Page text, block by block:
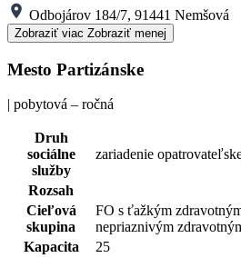
Odbojárov 184/7, 91441 Nemšová
Zobraziť viac Zobraziť menej
Mesto Partizánske
| pobytová – ročná
Druh
sociálne
služby
zariadenie
Rozsah
Cieľová
skupina
FO s ťažkým
nepriaznivým
Kapacita
25